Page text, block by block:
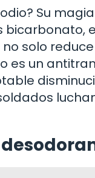
Su
solo
es un